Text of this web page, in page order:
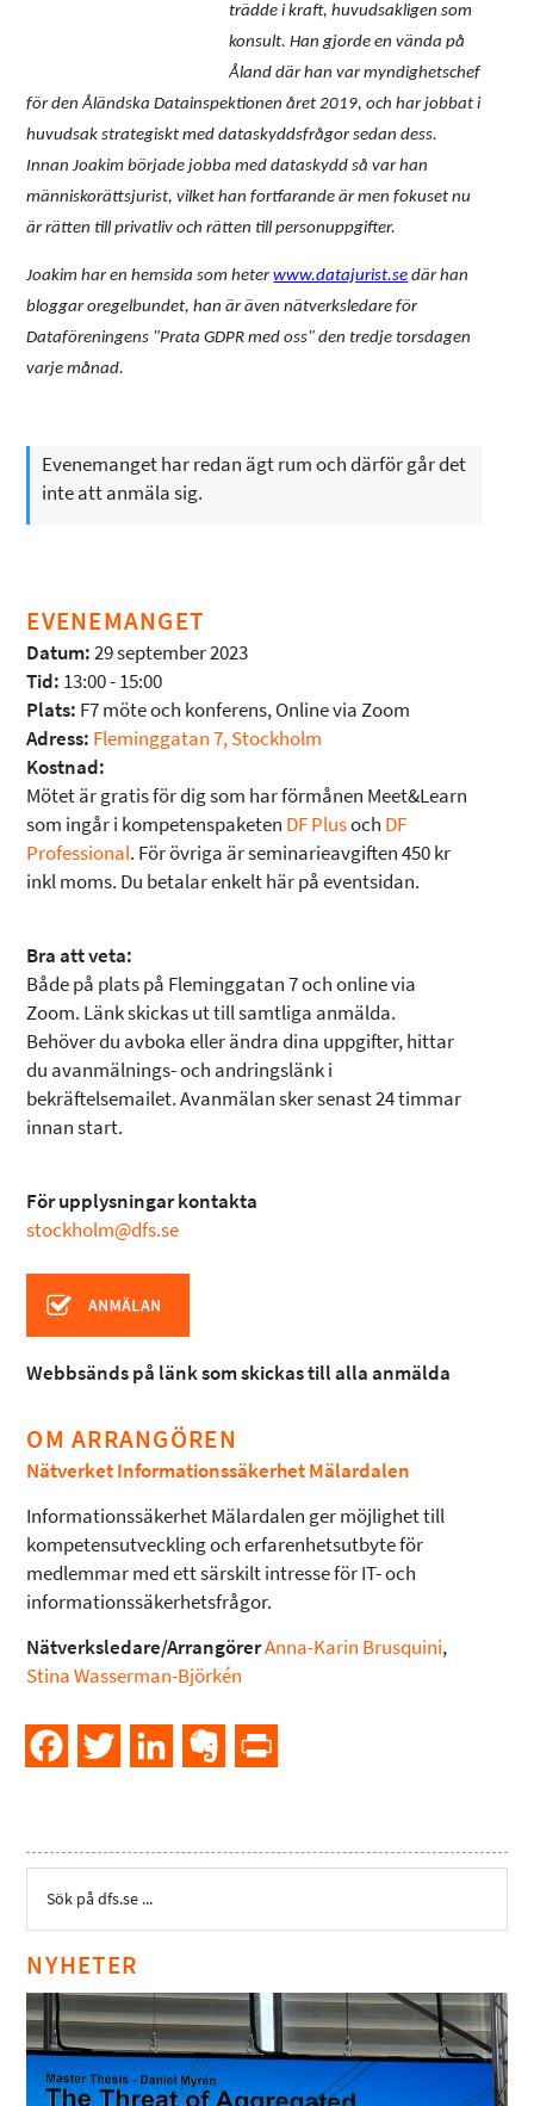
trädde i kraft, huvudsakligen som
konsult. Han gjorde en vända på
Åland där han var myndighetschef
för den Åländska Datainspektionen året 2019, och har jobbat i
huvudsak strategiskt med dataskyddsfrågor sedan dess.
Innan Joakim började jobba med dataskydd så var han
människorättsjurist, vilket han fortfarande är men fokuset nu
är rätten till privatliv och rätten till personuppgifter.
Joakim har en hemsida som heterwww.datajurist.se där han
bloggar oregelbundet, han är även nätverksledare för
Dataföreningens "Prata GDPR med oss" den tredje torsdagen
varje månad.
Evenemanget har redan ägt rum och därför går det
inte att anmäla sig.
EVENEMANGET
Datum:29 september 2023
Tid: 13:00 - 15:00
Plats: F7 möte och konferens, Online via Zoom
Adress: Fleminggatan 7, Stockholm
Kostnad:
Mötet är gratis för dig som har förmånen Meet&Learn
som ingår i kompetenspaketen DF Plusoch DF
Professional. För övriga är seminarieavgiften 450 kr
inkl moms. Du betalar enkelt här på eventsidan.
Bra att veta:
Både på plats på Fleminggatan 7 och online via
Zoom. Länk skickas ut till samtliga anmälda.
Behöver du avboka eller ändra dina uppgifter, hittar
du avanmälnings- och andringslänk i
bekräftelsemailet. Avanmälan sker senast 24 timmar
innan start.
För upplysningar kontakta
stockholm@dfs.se
Webbsänds på länk som skickas till alla anmälda
OM ARRANGÖREN
Nätverket Informationssäkerhet Mälardalen
Informationssäkerhet Mälardalen ger möjlighet till
kompetensutveckling och erfarenhetsutbyte för
medlemmar med ett särskilt intresse för IT- och
informationssäkerhetsfrågor.
Nätverksledare/ArrangörerAnna-Karin Brusquini,
Stina Wasserman-Björkén
FacebookTwitter LinkedInEvernote
NYHETER